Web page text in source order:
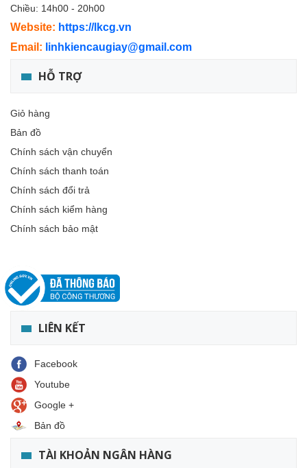
Chiều: 14h00 - 20h00
Website: https://lkcg.vn
Email: linhkiencaugiay@gmail.com
HỖ TRỢ
Giỏ hàng
Bản đồ
Chính sách vận chuyển
Chính sách thanh toán
Chính sách đổi trả
Chính sách kiểm hàng
Chính sách bảo mật
LIÊN KẾT
Facebook
Youtube
Google +
Bản đồ
TÀI KHOẢN NGÂN HÀNG